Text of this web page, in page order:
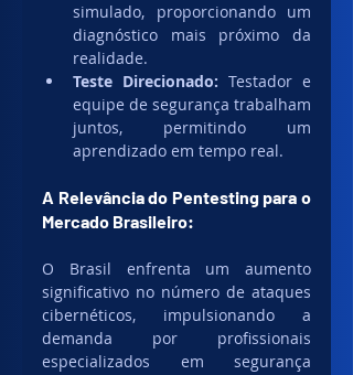
simulado, proporcionando um
diagnóstico mais próximo da
realidade.
Teste Direcionado: Testador e
equipe de segurança trabalham
juntos, permitindo um
aprendizado em tempo real.
A Relevância do Pentesting para o
Mercado Brasileiro:
O Brasil enfrenta um aumento
significativo no número de ataques
cibernéticos, impulsionando a
demanda por profissionais
especializados em segurança